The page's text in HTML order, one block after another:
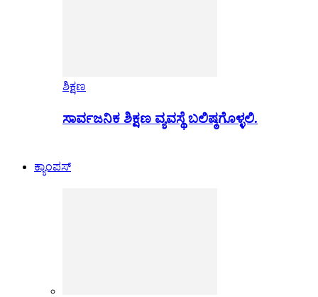
ಶಿಕ್ಷಣ
ಸಾರ್ವಜನಿಕ ಶಿಕ್ಷಣ ವ್ಯವಸ್ಥೆ ಬಲಿಷ್ಠಗೊಳ್ಳಲಿ.
ಕ್ಯಾಂಪಸ್